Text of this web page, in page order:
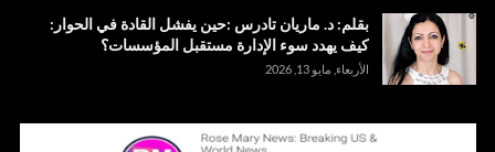
بقلم: د. ماريان تادرس :حين يفشل القادة في الحوار:
كيف يهدد سوء الإدارة مستقبل المؤسسات؟
الأربعاء, مايو 13, 2026